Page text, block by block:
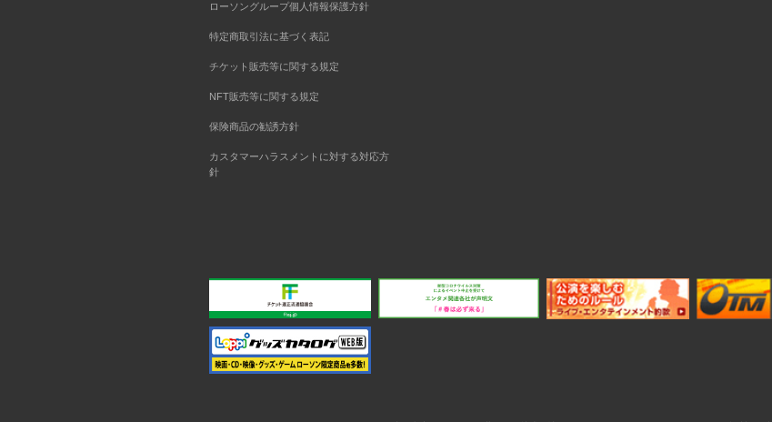
ローソングループ個人情報保護方針
特定商取引法に基づく表記
チケット販売等に関する規定
NFT販売等に関する規定
保険商品の勧誘方針
カスタマーハラスメントに対する対応方
針